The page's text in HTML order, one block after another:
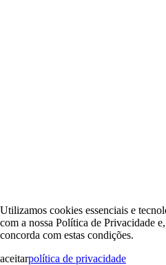
Utilizamos cookies essenciais e
com a nossa Política de Privacidade
concorda com estas condições.
aceitarpolítica de privacidade